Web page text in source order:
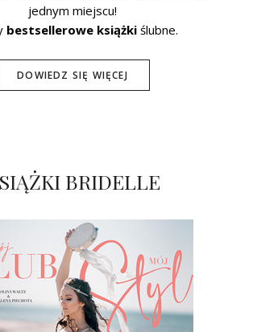
jednym miejscu!
bestsellerowe książki ślubne.
DOWIEDZ SIĘ WIĘCEJ
BRIDELLE